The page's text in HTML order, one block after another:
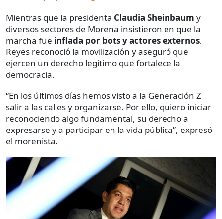
Mientras que la presidenta Claudia Sheinbaum y
diversos sectores de Morena insistieron en que la
marcha fue inflada por bots y actores externos,
Reyes reconoció la movilización y aseguró que
ejercen un derecho legítimo que fortalece la
democracia.
“En los últimos días hemos visto a la Generación Z
salir a las calles y organizarse. Por ello, quiero iniciar
reconociendo algo fundamental, su derecho a
expresarse y a participar en la vida pública”, expresó
el morenista.